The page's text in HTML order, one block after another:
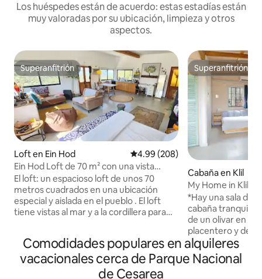
Los huéspedes están de acuerdo: estas estadías están
muy valoradas por su ubicación, limpieza y otros
aspectos.
Superanfitrión
Superanfitrión
Loft en Ein Hod Calificación promedio: 4.99 de
4.99 (208)
Ein Hod Loft de 70 m² con una vista
panorámica mágica y espectacular del
mar y la montaña
El loft: un espacioso loft de unos 70
metros cuadrados en una ubicación
especial y aislada en el pueblo . El loft
tiene vistas al mar y a la cordillera para
del loft está decorado con materiales
naturales con perímetros que iluminan el
espacio y establecen una sensación
Superanfitrión
Superanfitrión
Cabaña en Klil
My Home in Klil |
plantación de
patio privado
*Hay una sala de
cabaña tranquila
de un olivar en
placentero y
A su alrededor
zona silvestre
áreas para
Comodidades populares en alquileres
vacacionales cerca de Parque Nacional
de Cesarea